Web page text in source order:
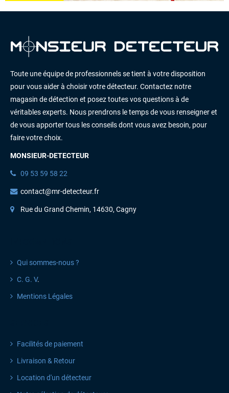
Toute une équipe de professionnels se tient à votre disposition
pour vous aider à choisir votre détecteur. Contactez notre
magasin de détection et posez toutes vos questions à de
véritables experts. Nous prendrons le temps de vous renseigner et
de vous apporter tous les conseils dont vous avez besoin, pour
faire votre choix.
MONSIEUR-DETECTEUR
09 53 59 58 22
contact@mr-detecteur.fr
Rue du Grand Chemin, 14630, Cagny
Qui sommes-nous ?
C. G. V.
Mentions Légales
Facilités de paiement
Livraison & Retour
Location d'un détecteur